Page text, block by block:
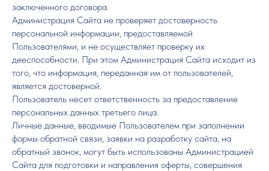
заключенного договора.
Администрация Сайта не проверяет достоверность
персональной информации, предоставляемой
Пользователями, и не осуществляет проверку их
дееспособности. При этом Администрация Сайта исходит из
того, что информация, переданная им от пользователей,
является достоверной.
Пользователь несет ответственность за предоставление
персональных данных третьего лица.
Личные данные, вводимые Пользователем при заполнении
формы обратной связи, заявки на разработку сайта, на
обратный звонок, могут быть использованы Администрацией
Сайта для подготовки и направления оферты, совершения